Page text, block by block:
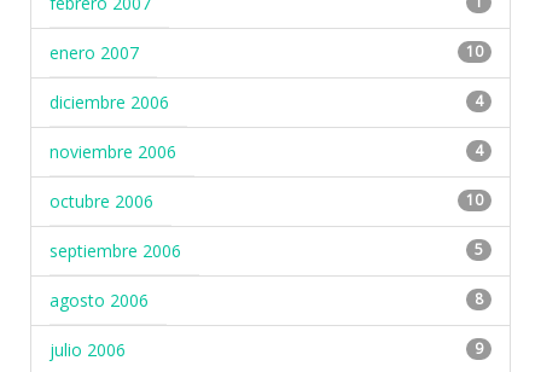
enero 2007 10
diciembre 2006 4
noviembre 2006 4
octubre 2006 10
septiembre 2006 5
agosto 2006 8
julio 2006 9